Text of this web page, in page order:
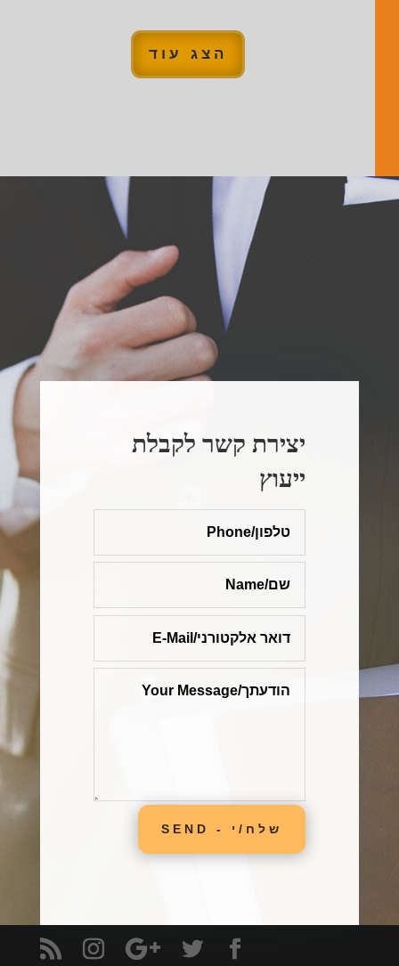
הצג עוד
יצירת קשר לקבלת
ייעוץ
שלח/י - SEND